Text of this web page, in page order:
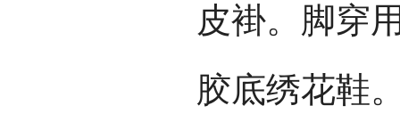
皮褂。脚穿
胶底绣花鞋